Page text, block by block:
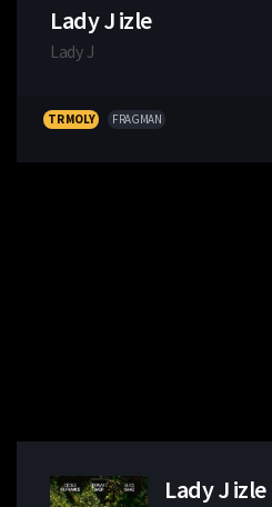
Lady J izle
Lady J
TR MOLY FRAGMAN
Lady J izle